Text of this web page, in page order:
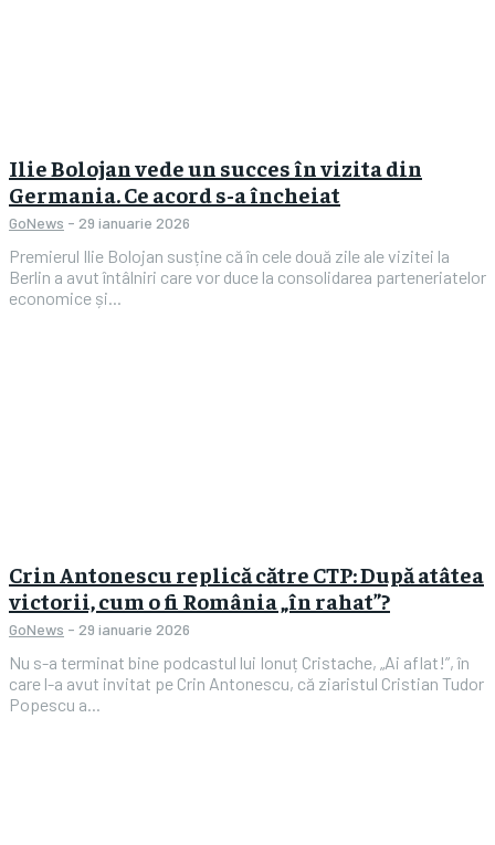
Ilie Bolojan vede un succes în vizita din
Germania. Ce acord s-a încheiat
GoNews - 29 ianuarie 2026
Premierul Ilie Bolojan susține că în cele două zile ale vizitei la
Berlin a avut întâlniri care vor duce la consolidarea parteneriatelor
economice și...
Crin Antonescu replică către CTP: După atâtea
victorii, cum o fi România „în rahat”?
GoNews - 29 ianuarie 2026
Nu s-a terminat bine podcastul lui Ionuț Cristache, „Ai aflat!”, în
care l-a avut invitat pe Crin Antonescu, că ziaristul Cristian Tudor
Popescu a...